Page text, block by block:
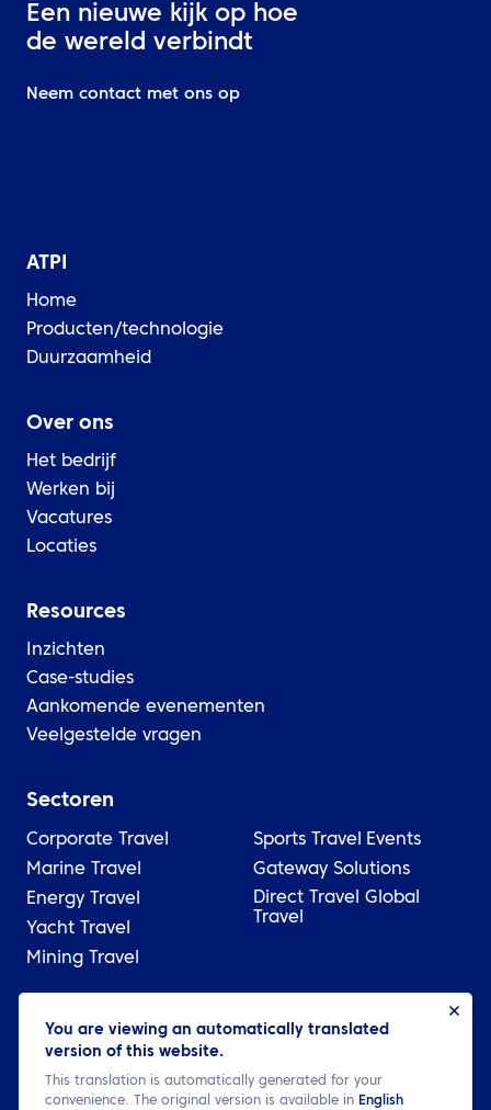
You are viewing an automatically translated
version of this website.
This translation is automatically generated for your
convenience. The original version is available in English
Een nieuwe kijk op hoe
de wereld verbindt
Neem contact met ons op
ATPI
Home
Producten/technologie
Duurzaamheid
Over ons
Het bedrijf
Werken bij
Vacatures
Locaties
Resources
Inzichten
Case-studies
Aankomende evenementen
Veelgestelde vragen
Sectoren
Corporate Travel
Marine Travel
Energy Travel
Yacht Travel
Mining Travel
Sports Travel
Events
Gateway Solutions
Direct Travel Global
Travel
© 2026 ATPI
Wettelijk
Privacybeleid Cookie settings